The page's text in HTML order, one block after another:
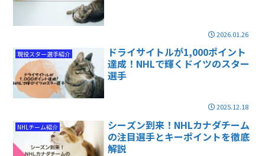
2026.01.26
現役スター選手紹介
ドライサイトルが1,000ポイント
達成！NHLで輝くドイツのスター
選手
2025.12.18
NHLチーム紹介
シーズン到来！NHLカナダチーム
の注目選手とキーポイントを徹底
解説